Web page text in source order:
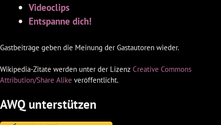
Videoclips
Entspanne dich!
Gastbeiträge geben die Meinung der Gastautoren wieder.
Wikipedia-Zitate werden unter der Lizenz Creative Commons
Attribution/Share Alike veröffentlicht.
AWQ unterstützen